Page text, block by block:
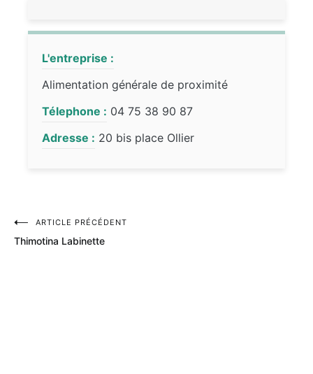
L'entreprise :
Alimentation générale de proximité
Télephone : 04 75 38 90 87
Adresse : 20 bis place Ollier
Navigation
ARTICLE PRÉCÉDENT
Thimotina Labinette